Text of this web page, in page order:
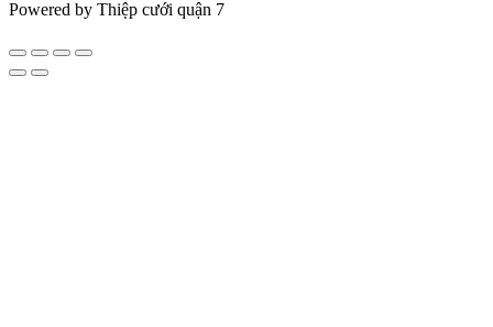
Powered by Thiệp cưới quận 7